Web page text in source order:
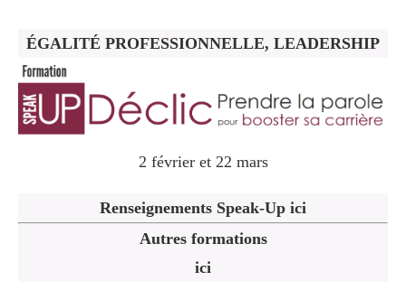
ÉGALITÉ PROFESSIONNELLE, LEADERSHIP
2 février et 22 mars
Renseignements Speak-Up ici
Autres formations
ici